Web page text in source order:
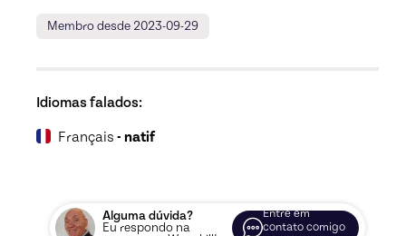
Membro desde 2023-09-29
Idiomas falados:
Français - natif
Alguma dúvida?
Eu respondo na
Entre em
contato comigo